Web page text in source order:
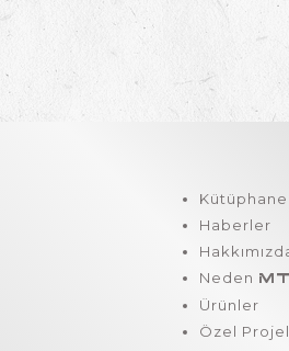
Kütüphane
Haberler
Neden
Ürünler
Özel